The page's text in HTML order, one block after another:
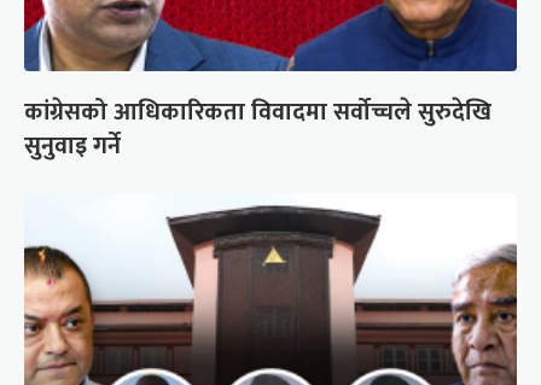
कांग्रेसको आधिकारिकता विवादमा सर्वोच्चले सुरुदेखि
सुनुवाइ गर्ने